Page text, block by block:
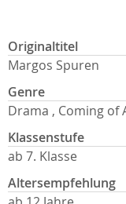
Originaltitel
Margos Spuren
Genre
Drama , Coming of
Klassenstufe
ab 7. Klasse
Altersempfehlung